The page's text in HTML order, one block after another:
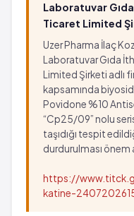
Laboratuvar
Ticaret Limited
Uzer Pharma İlaç
Laboratuvar Gıda
Limited Şirketi adlı
kapsamında
Povidone %10
“Cp25/09” nolu
taşıdığı tespit
durdurulması
https://
katine-